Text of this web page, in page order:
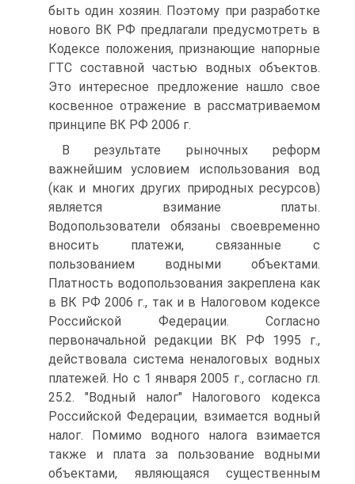
быть один хозяин. Поэтому при разработке
нового ВК РФ предлагали предусмотреть в
Кодексе положения, признающие напорные
ГТС составной частью водных объектов.
Это интересное предложение нашло свое
косвенное отражение в рассматриваемом
принципе ВК РФ 2006 г.
В результате рыночных реформ
важнейшим условием использования вод
(как и многих других природных ресурсов)
является взимание платы.
Водопользователи обязаны своевременно
вносить платежи, связанные с
пользованием водными объектами.
Платность водопользования закреплена как
в ВК РФ 2006 г., так и в Налоговом кодексе
Российской Федерации. Согласно
первоначальной редакции ВК РФ 1995 г.,
действовала система неналоговых водных
платежей. Но с 1 января 2005 г., согласно гл.
25.2. "Водный налог" Налогового кодекса
Российской Федерации, взимается водный
налог. Помимо водного налога взимается
также и плата за пользование водными
объектами, являющаяся существенным